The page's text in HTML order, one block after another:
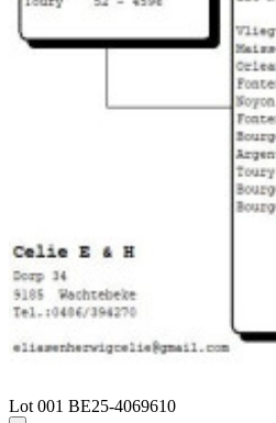
Lot 001 BE25-4069610